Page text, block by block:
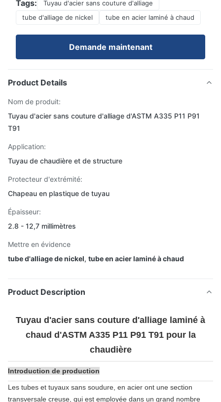
Tags:
Tuyau d'acier sans couture d'alliage
tube d'alliage de nickel
tube en acier laminé à chaud
Demande maintenant
Product Details
Nom de produit:
Tuyau d'acier sans couture d'alliage d'ASTM A335 P11 P91
T91
Application:
Tuyau de chaudière et de structure
Protecteur d'extrémité:
Chapeau en plastique de tuyau
Épaisseur:
2.8 - 12,7 millimètres
Mettre en évidence
tube d'alliage de nickel, tube en acier laminé à chaud
Product Description
Tuyau d'acier sans couture d'alliage laminé à
chaud d'ASTM A335 P11 P91 T91 pour la
chaudière
Introduction de production
Les tubes et tuyaux sans soudure, en acier ont une section
transversale creuse, qui est employée dans un grand nombre